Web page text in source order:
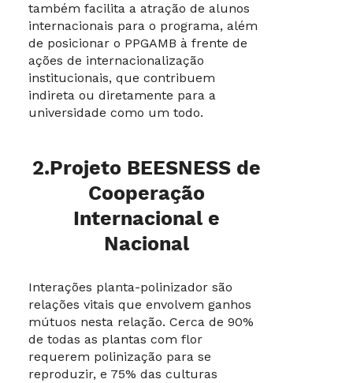
também facilita a atração de alunos
internacionais para o programa, além
de posicionar o PPGAMB à frente de
ações de internacionalização
institucionais, que contribuem
indireta ou diretamente para a
universidade como um todo.
2.Projeto BEESNESS de
Cooperação
Internacional e
Nacional
Interações planta-polinizador são
relações vitais que envolvem ganhos
mútuos nesta relação. Cerca de 90%
de todas as plantas com flor
requerem polinização para se
reproduzir, e 75% das culturas